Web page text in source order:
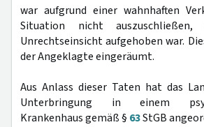
war aufgrund einer wahnhaften
Situation nicht auszuschließen,
Unrechtseinsicht aufgehoben war.
der Angeklagte eingeräumt.
Aus Anlass dieser Taten hat das
Unterbringung in einem
Krankenhaus gemäß § 63StGB